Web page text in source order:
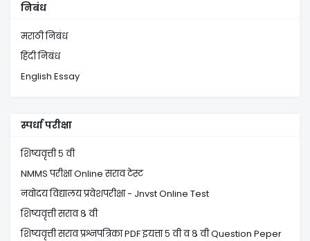
निबंध
मराठी निबंध
हिंदी निबंध
English Essay
स्पर्धा परीक्षा
शिष्यवृत्ती ५ वी
NMMS परीक्षा Online सराव टेस्ट
नवोदय विद्यालय प्रवेशपरीक्षा - Jnvst Online Test
शिष्यवृत्ती सराव ८ वी
शिष्यवृत्ती सराव प्रश्नपत्रिका PDF इयत्ता ५ वी व ८ वी Question Peper